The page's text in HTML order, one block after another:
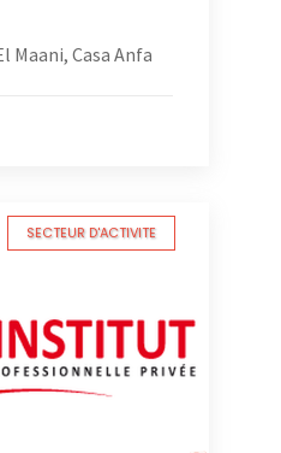
Maani, Casa Anfa
SECTEUR D'ACTIVITE